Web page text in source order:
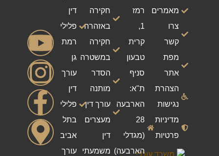
מאמרים
צרו
קשר
מפת
אתר
הצהרת
נגישות
מדיניות
פרטיות
רמז
1,
קרית
טבעון
סניף
ת"א:
הארבעה
28
(מגדלי
הארבעה)
חקירה
באזהרה
חקירה
במשטרה
הסדר
מותנה
עורך דין
מעצרים
דין
משמעתי
דין
פלילי
רמת
גן
עורך
דין
פלילי
בתל
אביב
עורך